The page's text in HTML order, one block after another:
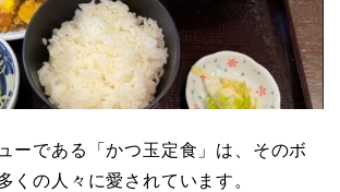
ーである「かつ玉定食」は、そのボ
くの人々に愛されています。